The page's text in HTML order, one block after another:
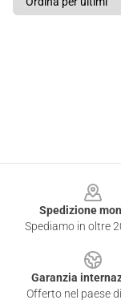
Spedizione
Spediamo in oltre
Garanzia
Offerto nel paese